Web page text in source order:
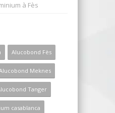
à Fès
Alucobond Fès
Meknes
Tanger
casablanca